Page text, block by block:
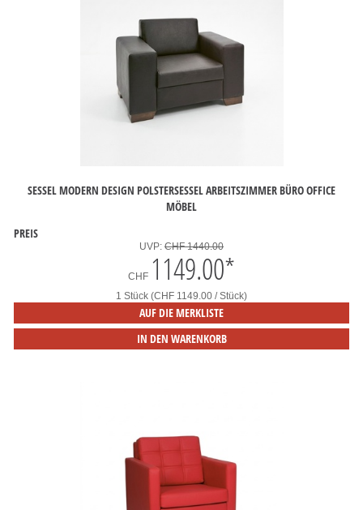
SESSEL MODERN DESIGN POLSTERSESSEL ARBEITSZIMMER BÜRO OFFICE
MÖBEL
PREIS
UVP: CHF 1440.00
CHF 1149.00*
1 Stück (CHF 1149.00 / Stück)
AUF DIE MERKLISTE
IN DEN WARENKORB